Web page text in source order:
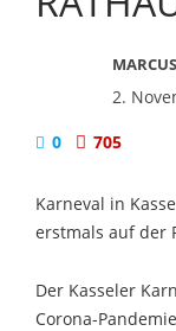
2.
0
705
Karneval in
erstmals auf der
Der Kasseler
Corona-